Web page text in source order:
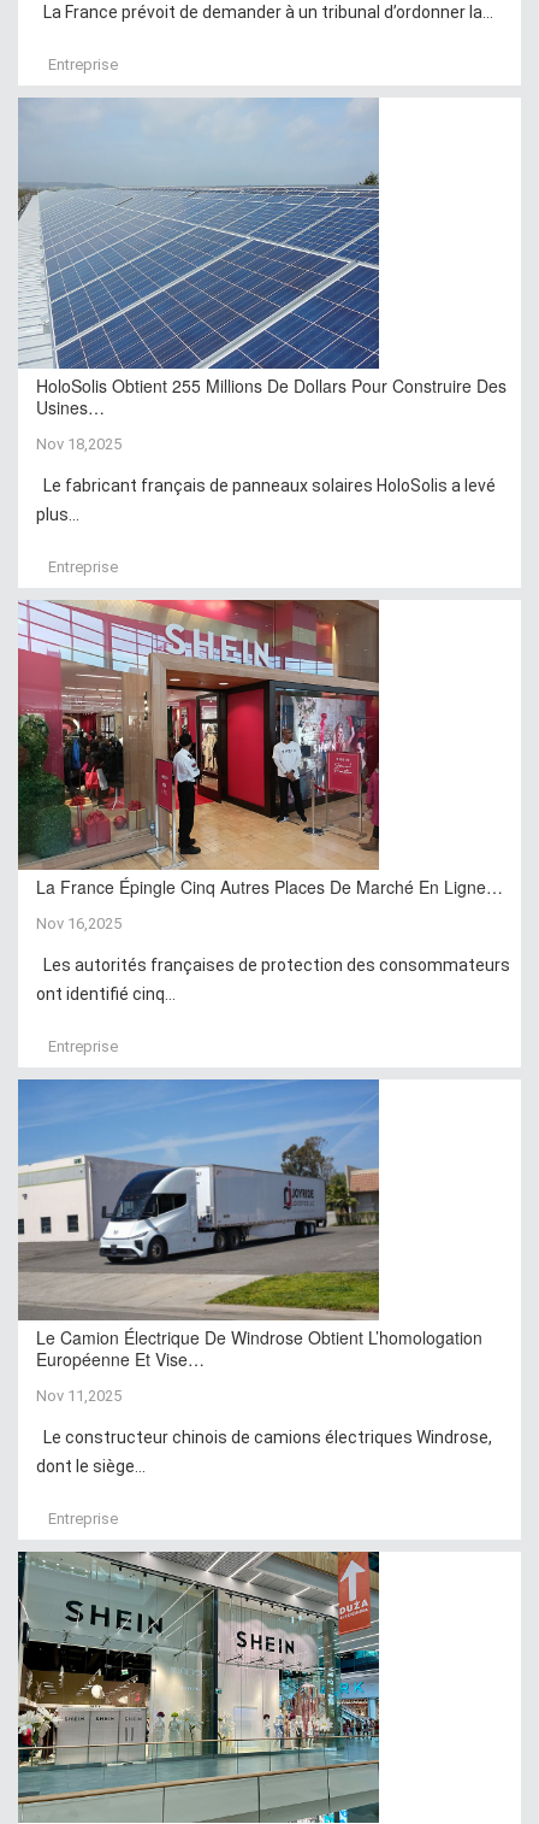
La France prévoit de demander à un tribunal d’ordonner la...
Entreprise
HoloSolis Obtient 255 Millions De Dollars Pour Construire Des
Usines…
Nov 18,2025
Le fabricant français de panneaux solaires HoloSolis a levé
plus...
Entreprise
La France Épingle Cinq Autres Places De Marché En Ligne…
Nov 16,2025
Les autorités françaises de protection des consommateurs
ont identifié cinq...
Entreprise
Le Camion Électrique De Windrose Obtient L’homologation
Européenne Et Vise…
Nov 11,2025
Le constructeur chinois de camions électriques Windrose,
dont le siège...
Entreprise